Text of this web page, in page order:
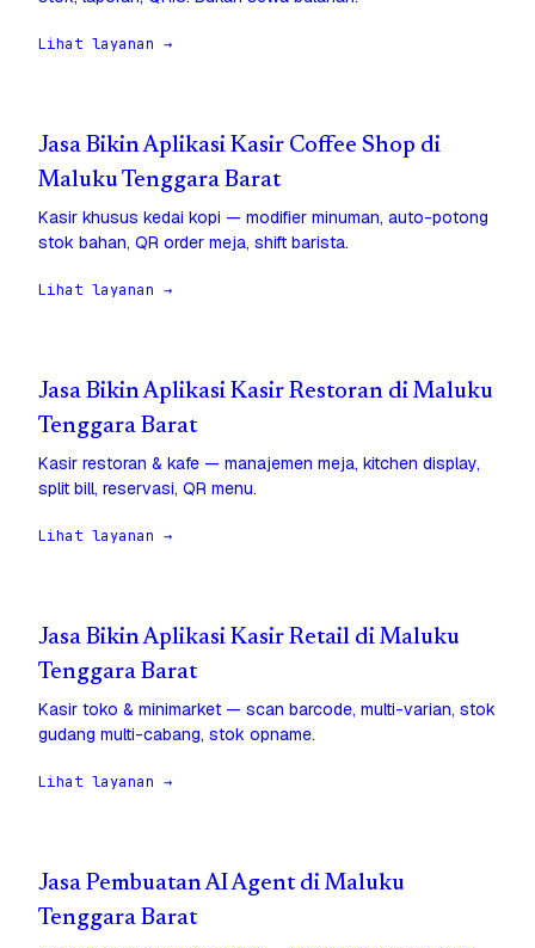
Lihat layanan →
Jasa Bikin Aplikasi Kasir Coffee Shop di
Maluku Tenggara Barat
Kasir khusus kedai kopi — modifier minuman, auto-potong
stok bahan, QR order meja, shift barista.
Lihat layanan →
Jasa Bikin Aplikasi Kasir Restoran di Maluku
Tenggara Barat
Kasir restoran & kafe — manajemen meja, kitchen display,
split bill, reservasi, QR menu.
Lihat layanan →
Jasa Bikin Aplikasi Kasir Retail di Maluku
Tenggara Barat
Kasir toko & minimarket — scan barcode, multi-varian, stok
gudang multi-cabang, stok opname.
Lihat layanan →
Jasa Pembuatan AI Agent di Maluku
Tenggara Barat